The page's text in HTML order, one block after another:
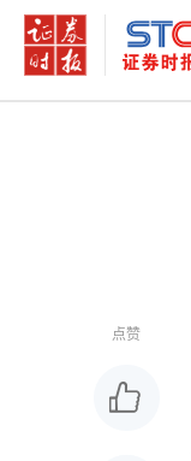
点赞